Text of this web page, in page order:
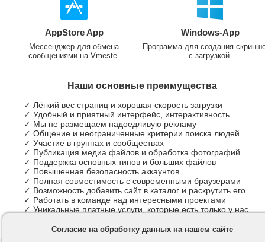
AppStore App
Мессенджер для обмена
сообщениями на Vmeste.
Windows-App
Программа для создания
с загрузкой.
Наши основные преимущества
✓ Лёгкий вес страниц и хорошая скорость загрузки
✓ Удобный и приятный интерфейс, интерактивность
✓ Мы не размещаем надоедливую рекламу
✓ Общение и неограниченные критерии поиска людей
✓ Участие в группах и сообществах
✓ Публикация медиа файлов и обработка фотографий
✓ Поддержка основных типов и больших файлов
✓ Повышенная безопасность аккаунтов
✓ Полная совместимость с современными браузерами
✓ Возможность добавить сайт в каталог и раскрутить его
✓ Работать в команде над интересными проектами
✓ Уникальные платные услуги, которые есть только у нас
Согласие на обработку данных на нашем сайте